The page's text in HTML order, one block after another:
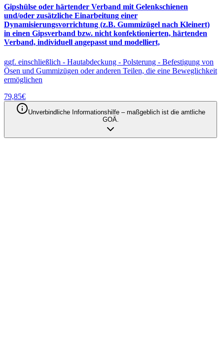
Gipshülse oder härtender Verband mit Gelenkschienen
und/oder zusätzliche Einarbeitung einer
Dynamisierungsvorrichtung (z.B. Gummizügel nach Kleinert)
in einen Gipsverband bzw. nicht konfektionierten, härtenden
Verband, individuell angepasst und modelliert,
ggf. einschließlich - Hautabdeckung - Polsterung - Befestigung von
Ösen und Gummizügen oder anderen Teilen, die eine Beweglichkeit
ermöglichen
79,85€
Unverbindliche Informationshilfe – maßgeblich ist die amtliche
GOÄ.